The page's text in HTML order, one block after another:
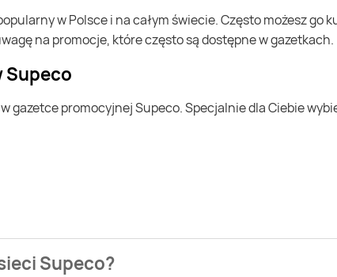
na promocje, które często są dostępne w gazetkach.
Supeco
Supeco?